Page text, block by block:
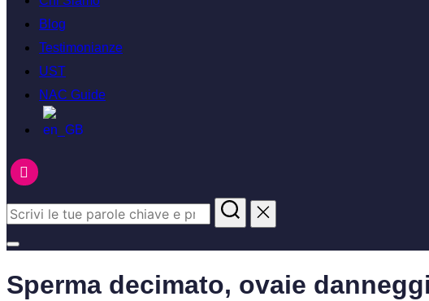
Blog
Testimonianze
UST
NAC Guide
Sperma decimato, ovaie